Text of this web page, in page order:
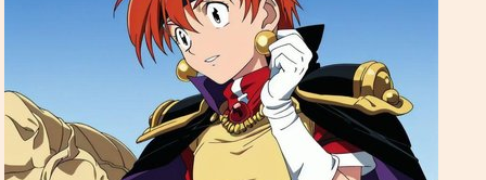
You must log in to vote
You can check the results in archive when
the poll is closed
(6)
Форум Slayers.RU (12)
Goury: (ﾉ◕ヮ◕)ﾉ*:･ﾟ✧ ❤️
Золотые купоны были отправлены старым участникам
: Я хз че такое "OPT аутентификация",
Эрнст памаги! Двухфакторная что ли?
((╬ಠิ﹏ಠิ))